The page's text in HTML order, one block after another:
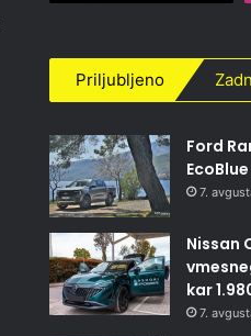
Priljubljeno
Ford
7.
Nissan
kar
7.